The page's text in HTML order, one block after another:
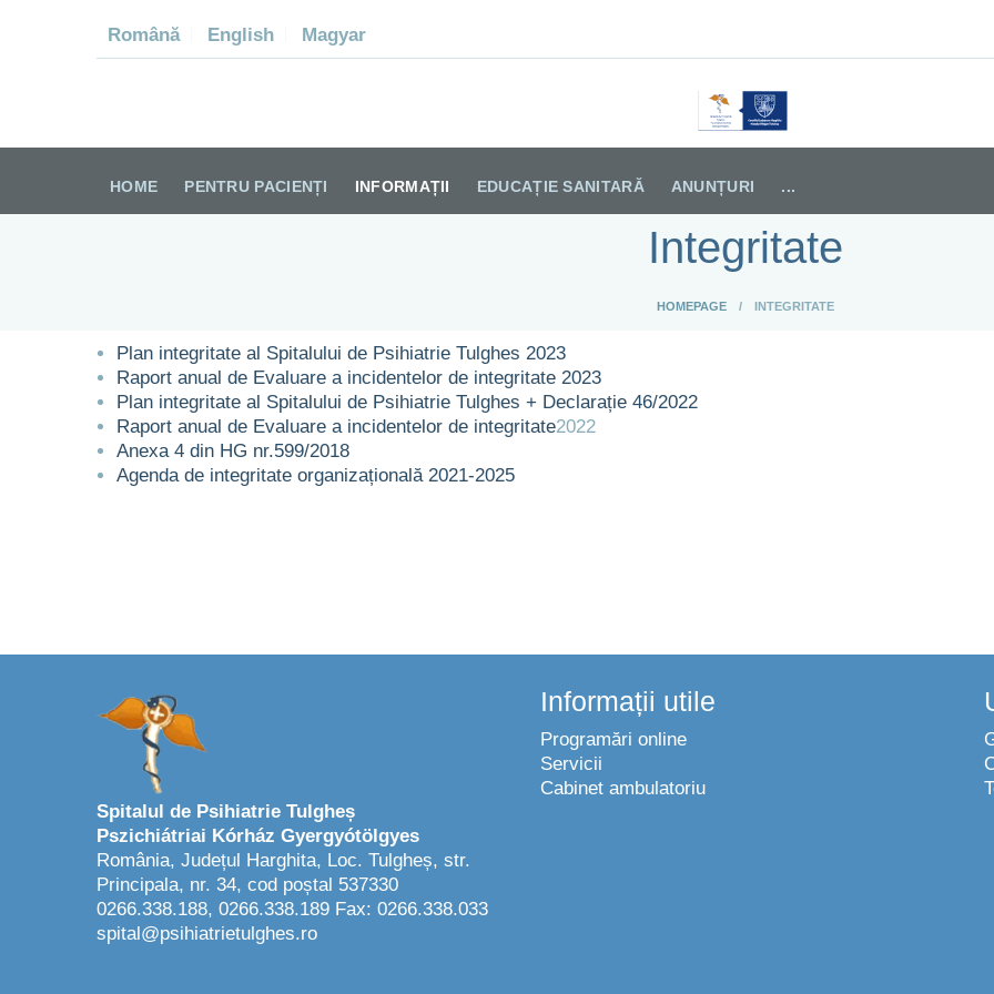
Română English Magyar
SPITALUL DE PSIHIATRIE
HOME PENTRU PACIENȚI INFORMAȚII EDUCAȚIE SANITARĂ ANUNȚURI ...
Integritate
HOMEPAGE INTEGRITATE
Plan integritate al Spitalului de Psihiatrie Tulghes 2023
Raport anual de Evaluare a incidentelor de integritate 2023
Plan integritate al Spitalului de Psihiatrie Tulghes + Declarație 46/2022
Raport anual de Evaluare a incidentelor de integritate2022
Anexa 4 din HG nr.599/2018
Agenda de integritate organizațională 2021-2025
Spitalul de Psihiatrie Tulgheș
Pszichiátriai Kórház Gyergyótölgyes
România, Județul Harghita, Loc. Tulgheș, str.
Principala, nr. 34, cod poștal 537330
0266.338.188, 0266.338.189 Fax: 0266.338.033
spital@psihiatrietulghes.ro
Informații utile
Programări online
Servicii
Cabinet ambulatoriu